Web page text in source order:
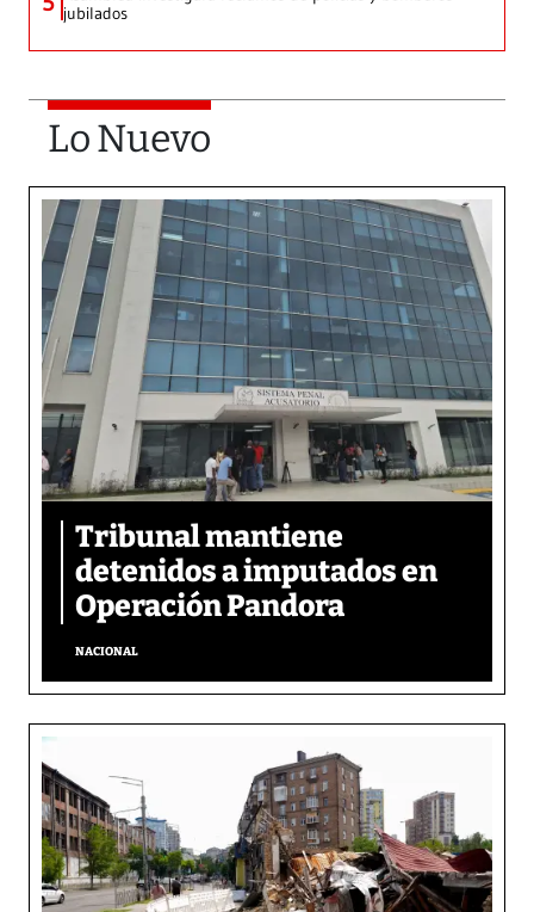
jubilados
Lo Nuevo
Tribunal mantiene
detenidos a imputados en
Operación Pandora
NACIONAL